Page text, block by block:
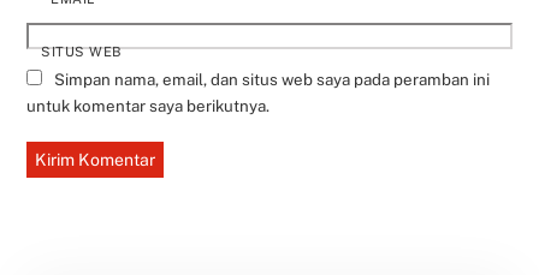
SITUS WEB
Simpan nama, email, dan situs web saya pada peramban ini
untuk komentar saya berikutnya.